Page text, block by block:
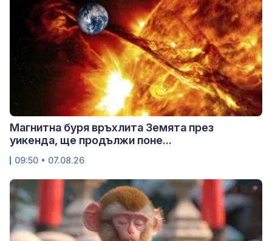
Магнитна буря връхлита Земята през
уикенда, ще продължи поне...
09:50 • 07.08.26